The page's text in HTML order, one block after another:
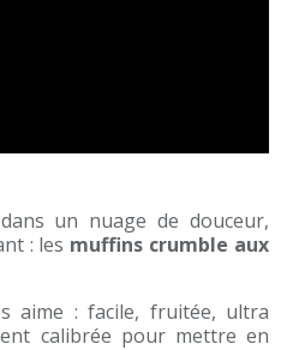
un nuage de douceur,
: les muffins crumble aux
aime : facile, fruitée, ultra
calibrée pour mettre en